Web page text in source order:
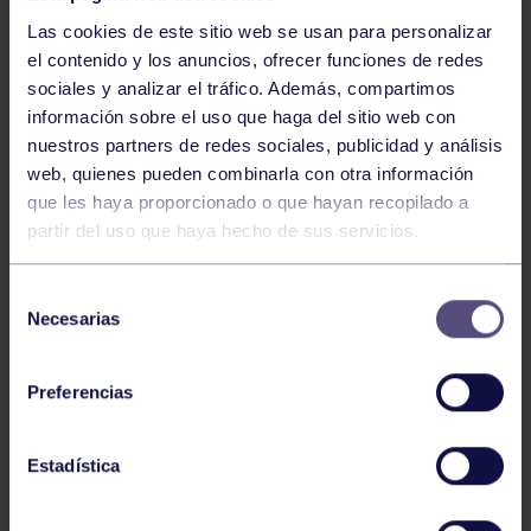
Las cookies de este sitio web se usan para personalizar
el contenido y los anuncios, ofrecer funciones de redes
sociales y analizar el tráfico. Además, compartimos
información sobre el uso que haga del sitio web con
nuestros partners de redes sociales, publicidad y análisis
web, quienes pueden combinarla con otra información
que les haya proporcionado o que hayan recopilado a
partir del uso que haya hecho de sus servicios.
Necesarias
Preferencias
Estadística
Baloncesto
ÚLTIMOS RESULTADOS DE LA SECCIÓN
Baloncesto